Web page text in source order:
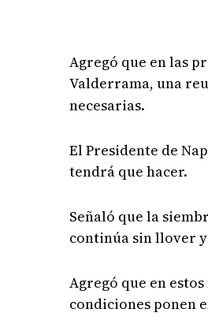
Agregó que en las
Valderrama, una
necesarias.
El Presidente de
tendrá que hacer.
Señaló que la
continúa sin llover
Agregó que en
condiciones ponen